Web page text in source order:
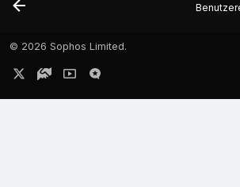
© 2026 Sophos Limited.